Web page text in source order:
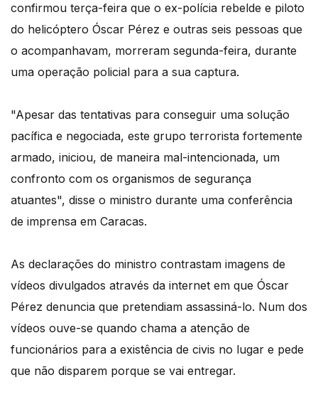
confirmou terça-feira que o ex-polícia rebelde e piloto
do helicóptero Óscar Pérez e outras seis pessoas que
o acompanhavam, morreram segunda-feira, durante
uma operação policial para a sua captura.
"Apesar das tentativas para conseguir uma solução
pacífica e negociada, este grupo terrorista fortemente
armado, iniciou, de maneira mal-intencionada, um
confronto com os organismos de segurança
atuantes", disse o ministro durante uma conferência
de imprensa em Caracas.
As declarações do ministro contrastam imagens de
vídeos divulgados através da internet em que Óscar
Pérez denuncia que pretendiam assassiná-lo. Num dos
vídeos ouve-se quando chama a atenção de
funcionários para a existência de civis no lugar e pede
que não disparem porque se vai entregar.